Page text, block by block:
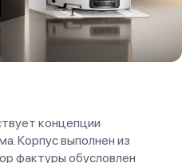
концепции
Корпус выполнен из
фактуры обусловлен